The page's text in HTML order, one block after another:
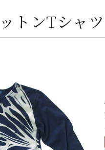
トンTシャ